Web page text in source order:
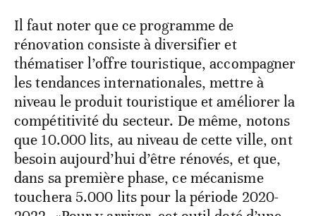
Il faut noter que ce programme de
rénovation consiste à diversifier et
thématiser l’offre touristique, accompagner
les tendances internationales, mettre à
niveau le produit touristique et améliorer la
compétitivité du secteur. De même, notons
que 10.000 lits, au niveau de cette ville, ont
besoin aujourd’hui d’être rénovés, et que,
dans sa première phase, ce mécanisme
touchera 5.000 lits pour la période 2020-